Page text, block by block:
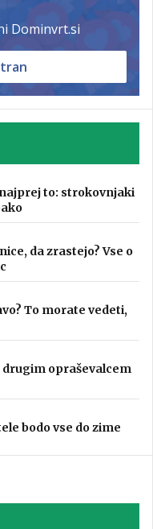
Dominvrt.si
to: strokovnjaki
da zrastejo? Vse o
To morate vedeti,
opraševalcem
bodo vse do zime